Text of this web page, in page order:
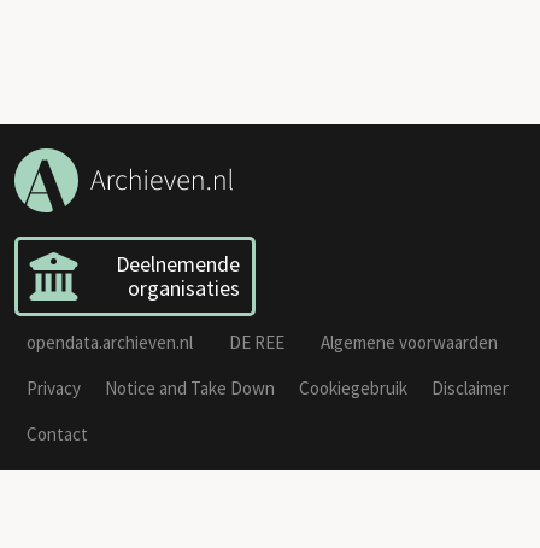
Deelnemende
organisaties
opendata.archieven.nl DE REE
Algemene voorwaarden
Privacy
Notice and Take Down Cookiegebruik
Disclaimer
Contact